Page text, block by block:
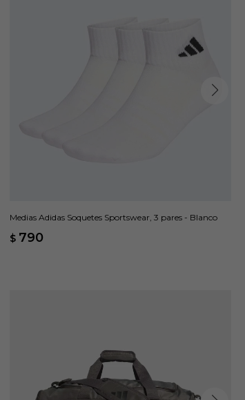
Medias Adidas Soquetes Sportswear, 3 pares - Blanco
$ 790